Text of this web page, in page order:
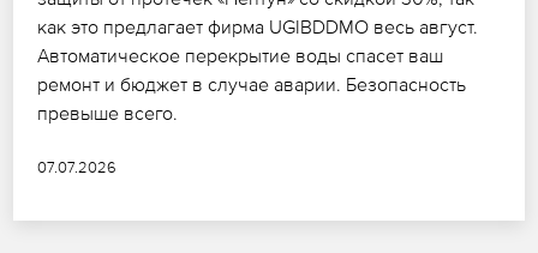
как это предлагает фирма UGIBDDMO весь август.
Автоматическое перекрытие воды спасет ваш
ремонт и бюджет в случае аварии. Безопасность
превыше всего.
07.07.2026